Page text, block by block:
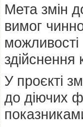
Мета змін
вимог
можливості
У проєкті
до діючих